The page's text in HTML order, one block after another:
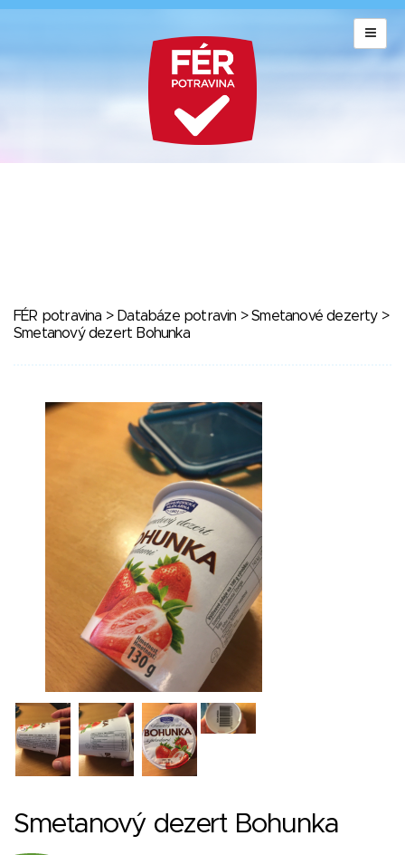
FÉR potravina > Databáze potravin >Smetanové dezerty>
Smetanový dezert Bohunka
Smetanový dezert Bohunka